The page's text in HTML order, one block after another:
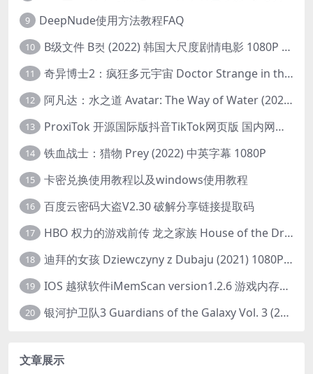
9 DeepNude使用方法教程FAQ
10 B级文件 B컷 (2022) 韩国大尺度剧情电影 1080P 中字
11 奇异博士2：疯狂多元宇宙 Doctor Strange in the Multiverse of Madness (2022) 高清版1080p
12 阿凡达：水之道 Avatar: The Way of Water (2022) 1080p 2k 4k 中文字幕
13 ProxiTok 开源国际版抖音TikTok网页版 国内网络直连
14 铁血战士：猎物 Prey (2022) 中英字幕 1080P
15 卡密兑换使用教程以及windows使用教程
16 百度云密码大盗V2.30 破解分享链接提取码
17 HBO 权力的游戏前传 龙之家族 House of the Dragon (2022) 中字 1080P 更新4集
18 迪拜的女孩 Dziewczyny z Dubaju (2021) 1080P 中字
19 IOS 越狱软件iMemScan version1.2.6 游戏内存修改器
20 银河护卫队3 Guardians of the Galaxy Vol. 3 (2023)4K高清资源1080p只分享精品
文章展示